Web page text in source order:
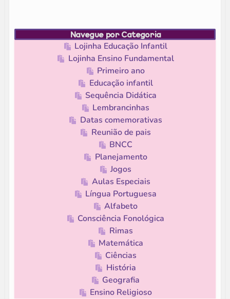
Navegue por Categoria
Lojinha Educação Infantil
Lojinha Ensino Fundamental
Primeiro ano
Educação infantil
Sequência Didática
Lembrancinhas
Datas comemorativas
Reunião de pais
BNCC
Planejamento
Jogos
Aulas Especiais
Língua Portuguesa
Alfabeto
Consciência Fonológica
Rimas
Matemática
Ciências
História
Geografia
Ensino Religioso